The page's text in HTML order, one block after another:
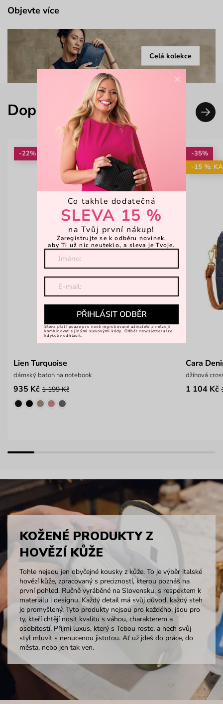
Objevte více
Celá kolekce
Doplň svůj look
-22%
Lien Turquoise
dámský batoh na notebook
935 Kč 1 199 Kč
-35%
-15 %:
Cara
džínová
1 104 Kč
KOŽENÉ PRODUKTY Z
HOVĚZÍ KŮŽE
Tohle nejsou jen obyčejné kousky z kůže. To je výběr italské
hovězí kůže, zpracovaný s precizností, kterou poznáš na
první pohled. Ručně vyráběné na Slovensku, s respektem k
materiálu i designu. Každý detail má svůj důvod, každý steh
je promyšlený. Tyto produkty nejsou pro každého, jsou pro
ty, kteří chtějí nosit kvalitu s váhou, charakterem a
osobitostí. Přijmi luxus, který s Tebou roste, a nech svůj
styl mluvit s nenucenou jistotou. Ať už jdeš do práce, do
města, nebo jen tak ven.
×
Co takhle dodatečná
SLEVA 15 %
na Tvůj první nákup!
Zaregistrujte se k odběru novinek,
aby Ti už nic neuteklo, a sleva je Tvoje.
PŘIHLÁSIT ODBĚR
Sleva platí pouze pro nově registrované uživatele a nelze ji
kombinovat s jinými slevovými kódy. Odběr newsletteru lze
kdykoliv odhlásit.